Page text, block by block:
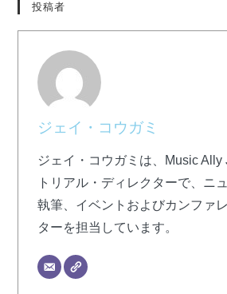
投稿者
ジェイ・コウガミ
ジェイ・コウガミは、Music Ally
トリアル・ディレクターで、ニ
執筆、イベントおよびカンファ
ターを担当しています。